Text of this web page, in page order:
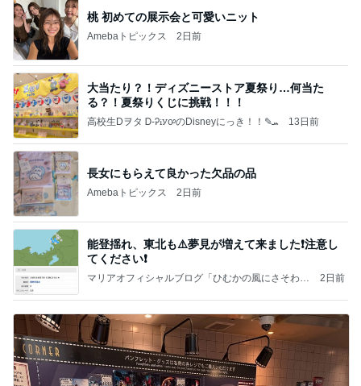
桃 初めての展示会と可愛いニット
Amebaトピックス 2日前
大当たり？！ディズニーストア夏祭り…何当た
る？！夏祭りくじに挑戦！！！
高校生Dヲタ Ꭰ-ᎮꭵꭹꭴのDisneyにっき！！✎ܚ 13日前
長女にもらえて良かった欠品の品
Amebaトピックス 2日前
能登揺れ、東北も⚠️夢見が増えて来ました❗️注意し
てください❗️
マリアオフィシャルブログ「ひむかの風にさそわれ
2日前